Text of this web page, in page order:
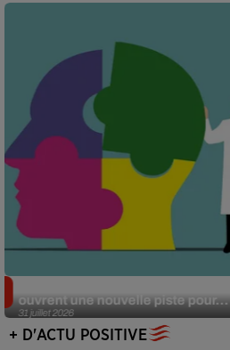
31 juillet 2026
ouvrent une nouvelle piste pour...
+ D'ACTU POSITIVE